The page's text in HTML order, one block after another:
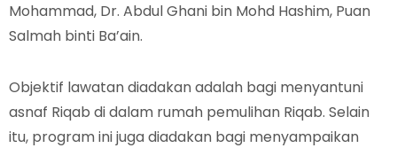
Mohammad, Dr. Abdul Ghani bin Mohd Hashim, Puan
Salmah binti Ba’ain.
Objektif lawatan diadakan adalah bagi menyantuni
asnaf Riqab di dalam rumah pemulihan Riqab. Selain
itu, program ini juga diadakan bagi menyampaikan